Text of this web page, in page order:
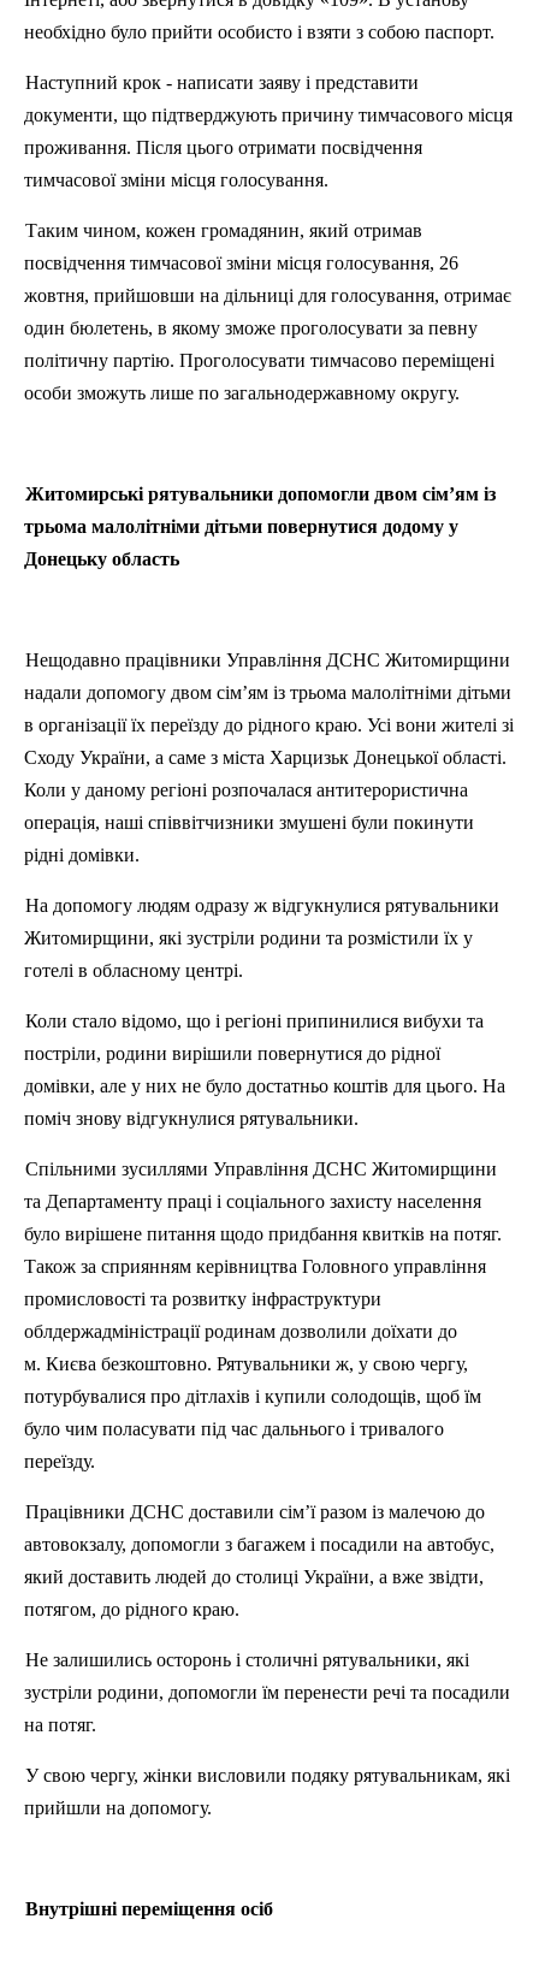
необхідно було прийти особисто і взяти з собою паспорт.
Наступний крок - написати заяву і представити
документи, що підтверджують причину тимчасового місця
проживання. Після цього отримати посвідчення
тимчасової зміни місця голосування.
Таким чином, кожен громадянин, який отримав
посвідчення тимчасової зміни місця голосування, 26
жовтня, прийшовши на дільниці для голосування, отримає
один бюлетень, в якому зможе проголосувати за певну
політичну партію. Проголосувати тимчасово переміщені
особи зможуть лише по загальнодержавному округу.
Житомирські рятувальники допомогли двом сім’ям із
трьома малолітніми дітьми повернутися додому у
Донецьку область
Нещодавно працівники Управління ДСНС Житомирщини
надали допомогу двом сім’ям із трьома малолітніми дітьми
в організації їх переїзду до рідного краю. Усі вони жителі зі
Сходу України, а саме з міста Харцизьк Донецької області.
Коли у даному регіоні розпочалася антитерористична
операція, наші співвітчизники змушені були покинути
рідні домівки.
На допомогу людям одразу ж відгукнулися рятувальники
Житомирщини, які зустріли родини та розмістили їх у
готелі в обласному центрі.
Коли стало відомо, що і регіоні припинилися вибухи та
постріли, родини вирішили повернутися до рідної
домівки, але у них не було достатньо коштів для цього. На
поміч знову відгукнулися рятувальники.
Спільними зусиллями Управління ДСНС Житомирщини
та Департаменту праці і соціального захисту населення
було вирішене питання щодо придбання квитків на потяг.
Також за сприянням керівництва Головного управління
промисловості та розвитку інфраструктури
облдержадміністрації родинам дозволили доїхати до
м. Києва безкоштовно. Рятувальники ж, у свою чергу,
потурбувалися про дітлахів і купили солодощів, щоб їм
було чим поласувати під час дальнього і тривалого
переїзду.
Працівники ДСНС доставили сім’ї разом із малечою до
автовокзалу, допомогли з багажем і посадили на автобус,
який доставить людей до столиці України, а вже звідти,
потягом, до рідного краю.
Не залишились осторонь і столичні рятувальники, які
зустріли родини, допомогли їм перенести речі та посадили
на потяг.
У свою чергу, жінки висловили подяку рятувальникам, які
прийшли на допомогу.
Внутрішні переміщення осіб